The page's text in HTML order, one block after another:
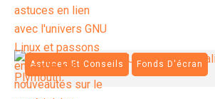
Astuces Et Conseils Fonds D'écran